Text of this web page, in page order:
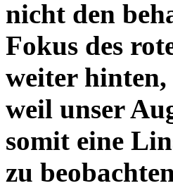
nicht den
Fokus des
weiter hinten,
weil unser
somit eine
zu